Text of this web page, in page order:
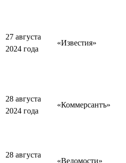
27 августа
2024 года
«Известия»
28 августа
2024 года
«Коммерсантъ»
28 августа
«Ведомости»